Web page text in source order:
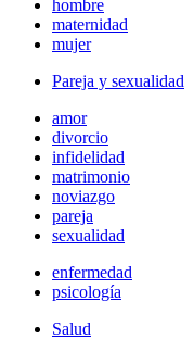
hombre
maternidad
mujer
Pareja y sexualidad
amor
divorcio
infidelidad
matrimonio
noviazgo
pareja
sexualidad
enfermedad
psicología
Salud